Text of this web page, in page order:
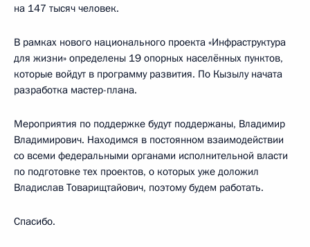
на 147 тысяч человек.
В рамках нового национального проекта «Инфраструктура
для жизни» определены 19 опорных населённых пунктов,
которые войдут в программу развития. По Кызылу начата
разработка мастер-плана.
Мероприятия по поддержке будут поддержаны, Владимир
Владимирович. Находимся в постоянном взаимодействии
со всеми федеральными органами исполнительной власти
по подготовке тех проектов, о которых уже доложил
Владислав Товарищтайович, поэтому будем работать.
Спасибо.